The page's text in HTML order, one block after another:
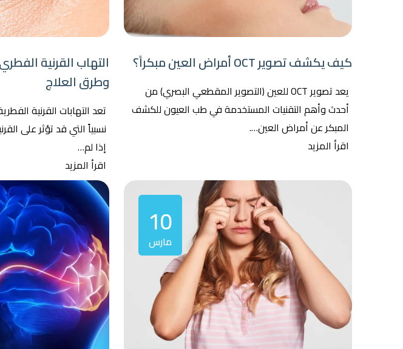
كيف يكشف تصوير OCT أمراض العين مبكراً؟
يعد تصوير OCT للعين (التصوير المقطعي البصري) من
أحدث وأهم التقنيات المستخدمة في طب العيون للكشف
المبكر عن أمراض العين….
اقرأ المزيد
التهاب القرنية
وطرق العلاج
تعد التهابات القرنية
نسبياً التي قد تؤثر على
إذا لم…
اقرأ المزيد
10
مارس